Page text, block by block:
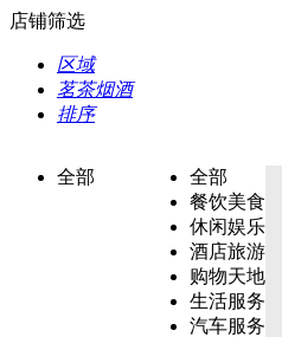
店铺筛选
区域
茗茶烟酒
排序
全部
全部
餐饮美食
休闲娱乐
酒店旅游
购物天地
生活服务
汽车服务